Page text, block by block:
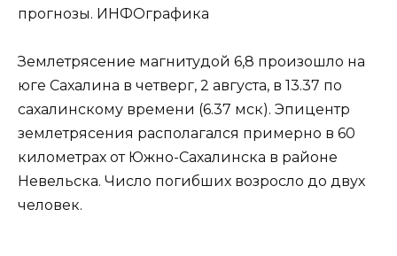
прогнозы. ИНФОграфика
Землетрясение магнитудой 6,8 произошло на
юге Сахалина в четверг, 2 августа, в 13.37 по
сахалинскому времени (6.37 мск). Эпицентр
землетрясения располагался примерно в 60
километрах от Южно-Сахалинска в районе
Невельска. Число погибших возросло до двух
человек.